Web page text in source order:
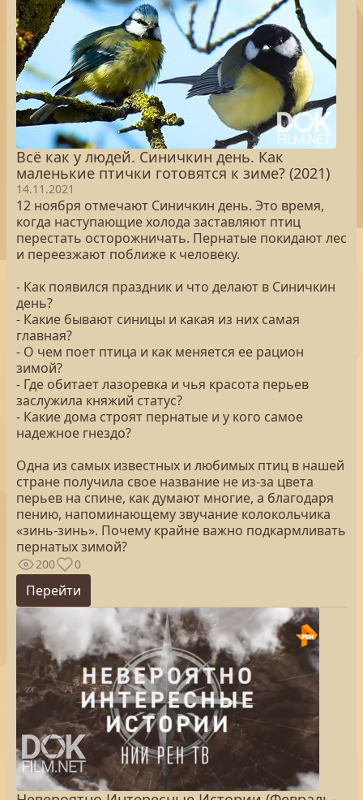
Всё как у людей. Синичкин день. Как
маленькие птички готовятся к зиме? (2021)
14.11.2021
12 ноября отмечают Синичкин день. Это время,
когда наступающие холода заставляют птиц
перестать осторожничать. Пернатые покидают лес
и переезжают поближе к человеку.
- Как появился праздник и что делают в Синичкин
день?
- Какие бывают синицы и какая из них самая
главная?
- О чем поет птица и как меняется ее рацион
зимой?
- Где обитает лазоревка и чья красота перьев
заслужила княжий статус?
- Какие дома строят пернатые и у кого самое
надежное гнездо?
Одна из самых известных и любимых птиц в нашей
стране получила свое название не из-за цвета
перьев на спине, как думают многие, а благодаря
пению, напоминающему звучание колокольчика
«зинь-зинь». Почему крайне важно подкармливать
пернатых зимой?
200 0
Перейти